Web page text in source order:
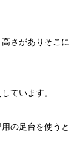
さがありそこに
ています。
の足台を使うと